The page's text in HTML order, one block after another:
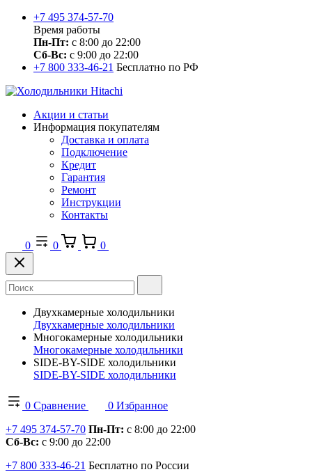
+7 495 374-57-70
Время работы
Пн-Пт: с 8:00 до 22:00
Сб-Вс: с 9:00 до 22:00
+7 800 333-46-21 Бесплатно по РФ
Акции и статьи
Информация покупателям
Доставка и оплата
Подключение
Кредит
Гарантия
Ремонт
Инструкции
Контакты
0 0 0
Двухкамерные холодильники
Двухкамерные холодильники
Многокамерные холодильники
Многокамерные холодильники
SIDE-BY-SIDE холодильники
SIDE-BY-SIDE холодильники
0 Сравнение 0 Избранное
+7 495 374-57-70 Пн-Пт: с 8:00 до 22:00
Сб-Вс: с 9:00 до 22:00
+7 800 333-46-21 Бесплатно по России